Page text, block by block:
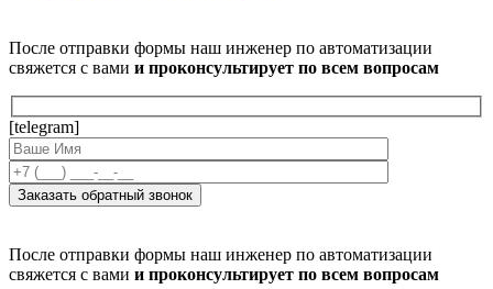
После отправки формы наш инженер по автоматизации
свяжется с вами и проконсультирует по всем вопросам
[telegram]
После отправки формы наш инженер по автоматизации
свяжется с вами и проконсультирует по всем вопросам